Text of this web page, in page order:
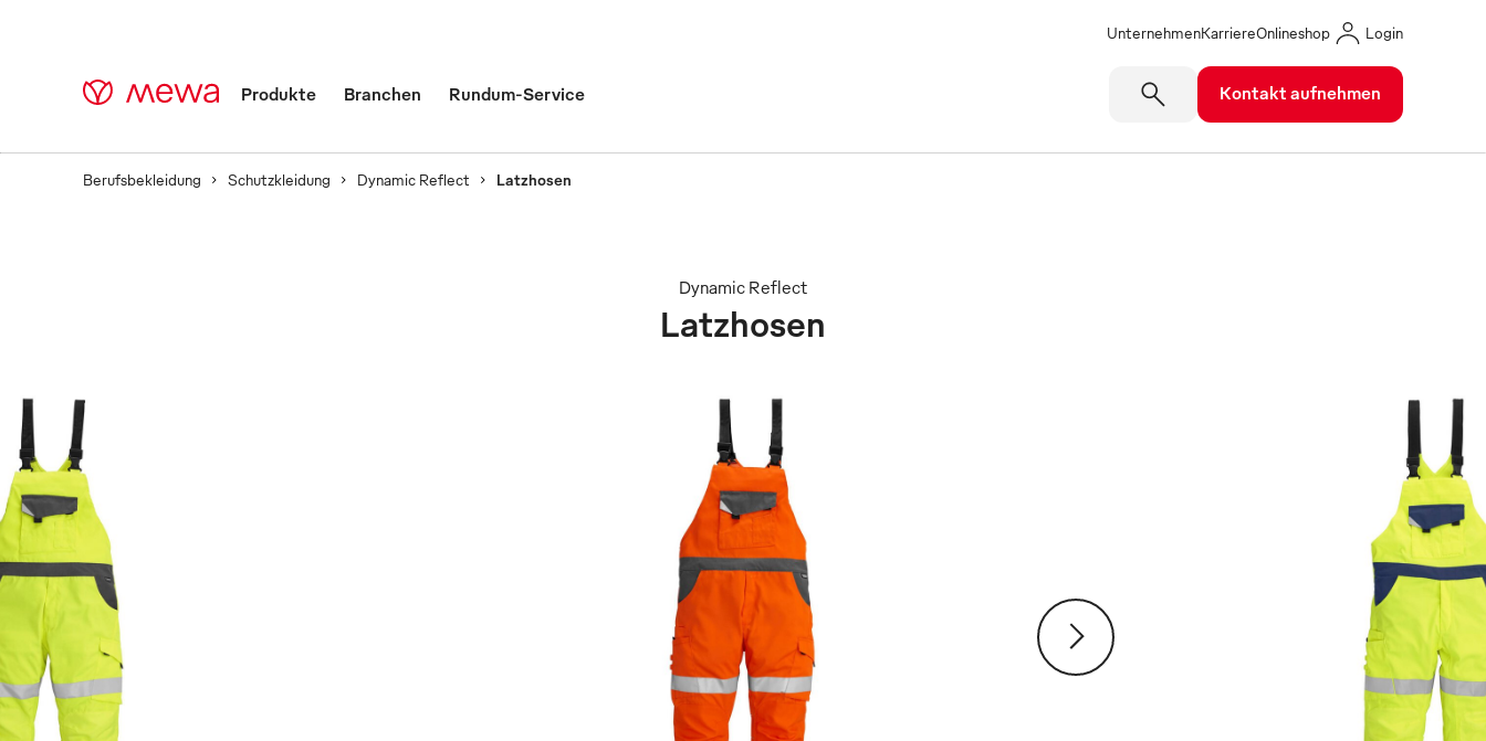
UnternehmenKarriereOnlineshop Login
Produkte Branchen Rundum-Service Kontakt aufnehmen
Berufsbekleidung Schutzkleidung Dynamic Reflect Latzhosen
Latzhosen
Dynamic Reflect